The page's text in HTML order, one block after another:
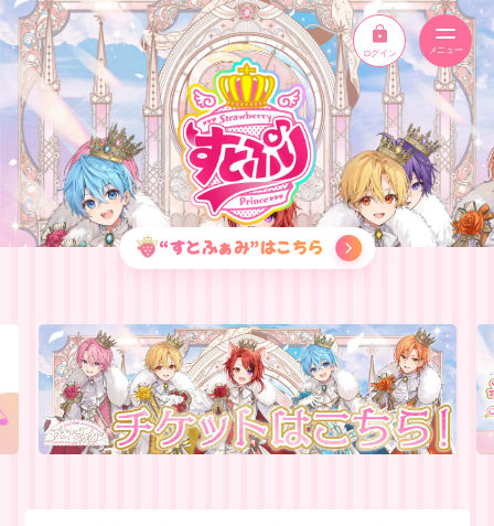
ログイン
ニュース
スケジュール
イベント
YouTube
ディスコグラフィー
STPR ONLINE STORE
“すとふぁみ”はこちら